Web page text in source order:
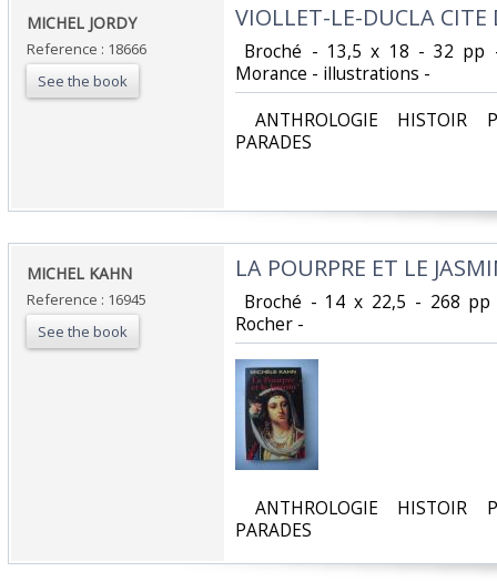
‎MICHEL JORDY‎
Reference : 18666
See the book
‎VIOLLET-LE-DUCLA CITE
Broché - 13,5 x 18 - 32 pp
Morance - illustrations -‎
ANTHROLOGIE HISTOIR
PARADES‎
‎MICHEL KAHN‎
Reference : 16945
See the book
‎LA POURPRE ET LE
Broché - 14 x 22,5 - 268
Rocher - ‎
ANTHROLOGIE HISTOIR
PARADES‎